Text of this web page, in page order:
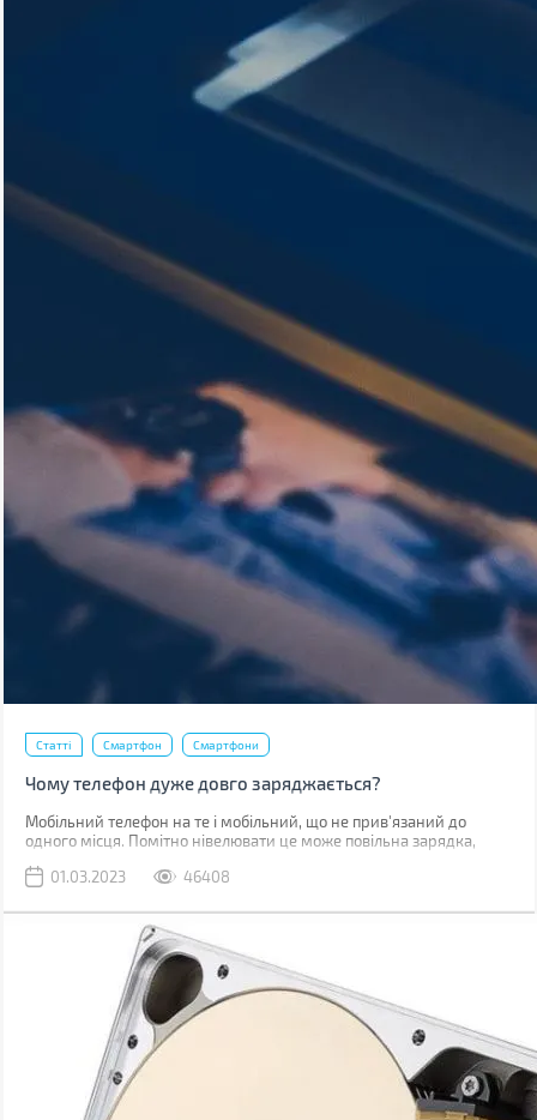
Статті Смартфон Смартфони
Чому телефон дуже довго заряджається?
Мобільний телефон на те і мобільний, що не прив'язаний до
одного місця. Помітно нівелювати це може повільна зарядка,
01.03.2023
46408